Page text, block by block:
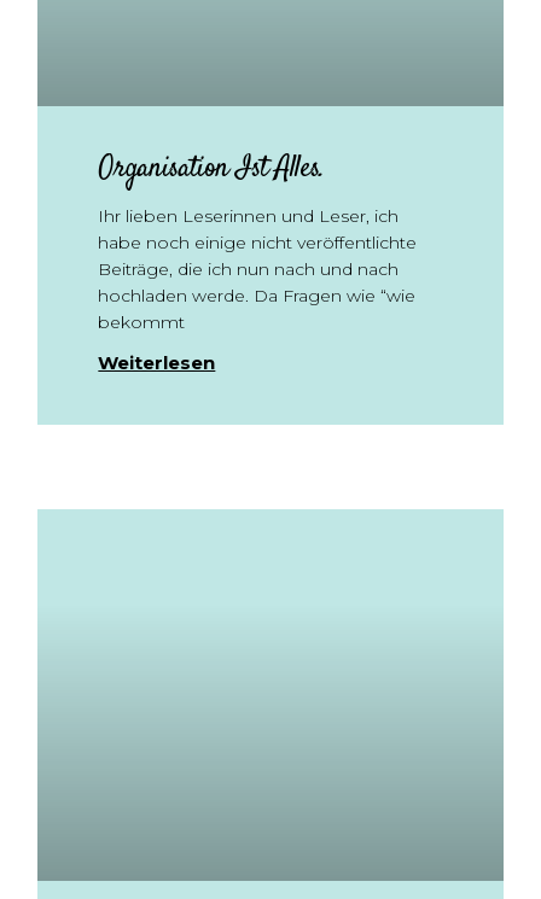
Organisation Ist Alles.
Ihr lieben Leserinnen und Leser, ich
habe noch einige nicht veröffentlichte
Beiträge, die ich nun nach und nach
hochladen werde. Da Fragen wie “wie
bekommt
Weiterlesen